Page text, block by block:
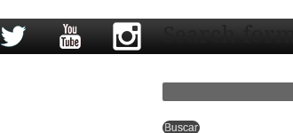
Search form